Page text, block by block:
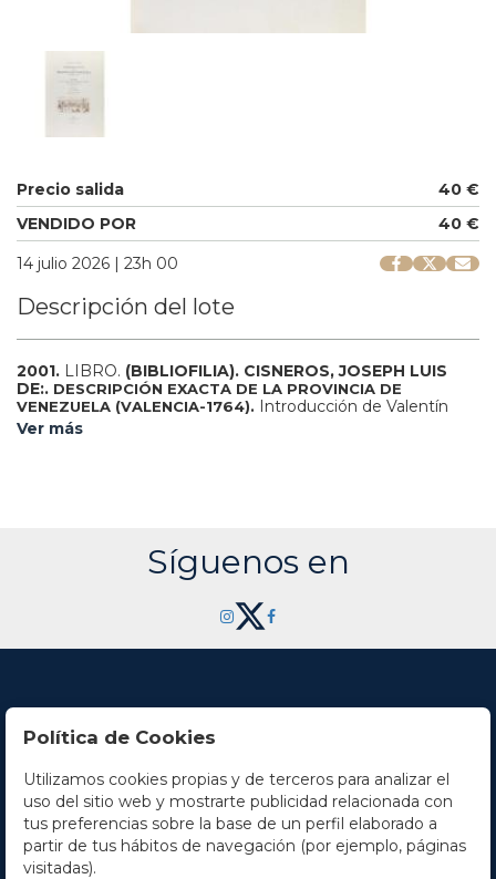
Precio salida
40 €
VENDIDO POR
40 €
14 julio 2026 | 23h 00
Descripción del lote
2001. LIBRO. (BIBLIOFILIA). CISNEROS, JOSEPH LUIS
DE:. DESCRIPCIÓN EXACTA DE LA PROVINCIA DE
VENEZUELA (VALENCIA-1764). Introducción de Valentín
Moreno. Adaptación de los textos Franciso Calero. Madrid:
Ver más
Síguenos en
Contacto
Horario
La empresa
Política de Cookies
Utilizamos cookies propias y de terceros para analizar el
uso del sitio web y mostrarte publicidad relacionada con
tus preferencias sobre la base de un perfil elaborado a
partir de tus hábitos de navegación (por ejemplo, páginas
visitadas).